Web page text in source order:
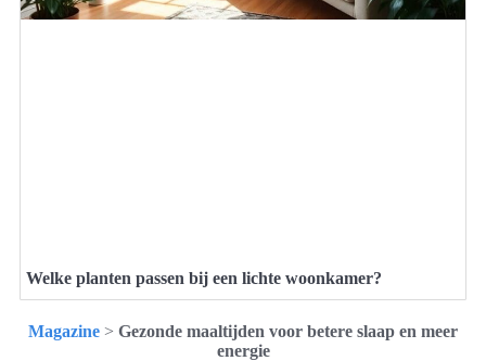
Welke planten passen bij een lichte woonkamer?
Magazine > Gezonde maaltijden voor betere slaap en meer
energie